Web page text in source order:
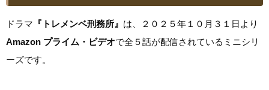
ドラマ 『トレメンベ刑務所』 は、２０２５年１０月３１日より
Amazon プライム・ビデオで全５話が配信されているミニシリ
ーズです。